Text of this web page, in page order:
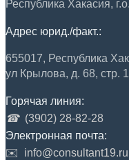
Республика Хакасия,
Адрес юрид./факт.:
655017, Республика
ул Крылова, д. 68, стр.
Горячая линия:
☎ (3902) 28-82-28
Электронная почта:
✉️
info@consultant19.ru